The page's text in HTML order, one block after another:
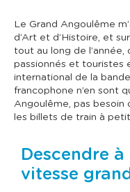
Le Grand Angoulême
d’Art et d’Histoire, et
tout au long de
passionnés et touristes
international de la
francophone n’en sont
Angoulême, pas besoin
les billets de train à
Descendre
vitesse